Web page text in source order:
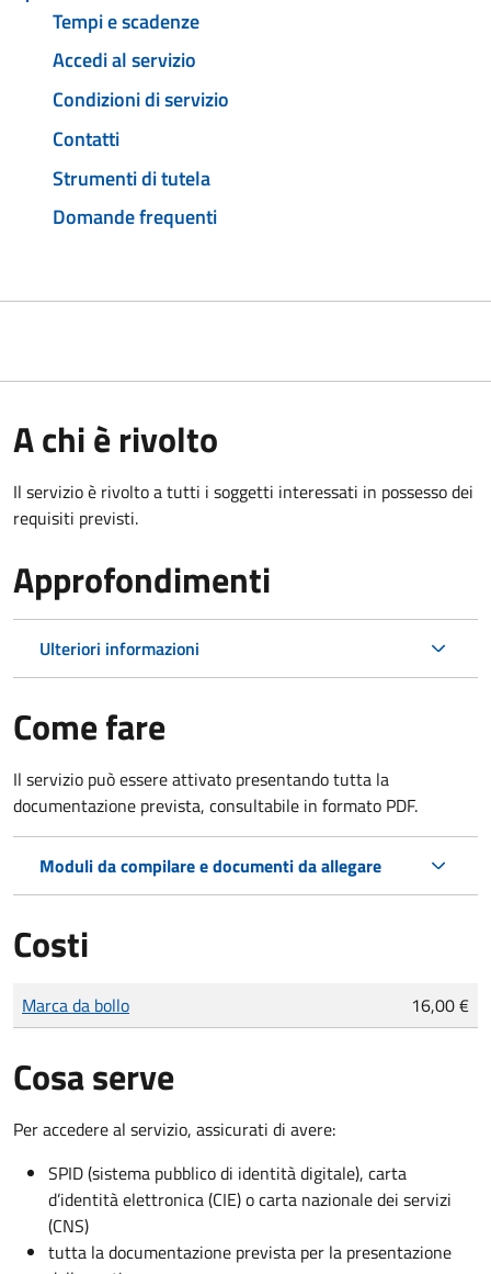
Tempi e scadenze
Accedi al servizio
Condizioni di servizio
Contatti
Strumenti di tutela
Domande frequenti
A chi è rivolto
Il servizio è rivolto a tutti i soggetti interessati in possesso dei
requisiti previsti.
Approfondimenti
Ulteriori informazioni
Come fare
Il servizio può essere attivato presentando tutta la
documentazione prevista, consultabile in formato PDF.
Moduli da compilare e documenti da allegare
Costi
Tipo di pagamento
Importo
Marca da bollo 16,00 €
Cosa serve
Per accedere al servizio, assicurati di avere:
SPID (sistema pubblico di identità digitale), carta
d’identità elettronica (CIE) o carta nazionale dei servizi
(CNS)
tutta la documentazione prevista per la presentazione